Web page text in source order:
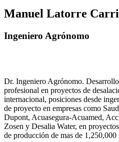
Manuel Latorre
Ingeniero Agrónomo
Dr. Ingeniero Agrónomo.
profesional en proyectos de
internacional, posiciones desde
de proyecto en empresas como
Dupont, Acuasegura-Acuamed,
Zosen y Desalia Water, en
de producción de mas de 1,250,000